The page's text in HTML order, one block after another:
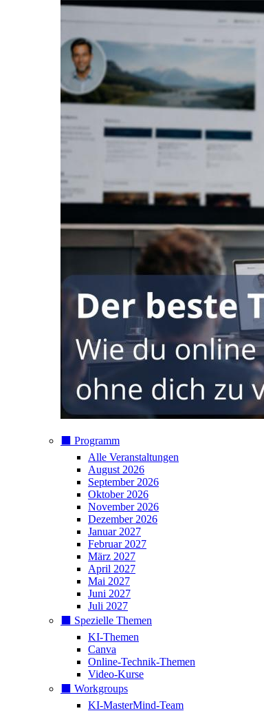
⬛️ Programm
Alle Veranstaltungen
August 2026
September 2026
Oktober 2026
November 2026
Dezember 2026
Januar 2027
Februar 2027
März 2027
April 2027
Mai 2027
Juni 2027
Juli 2027
⬛️ Spezielle Themen
KI-Themen
Canva
Online-Technik-Themen
Video-Kurse
⬛️ Workgroups
KI-MasterMind-Team